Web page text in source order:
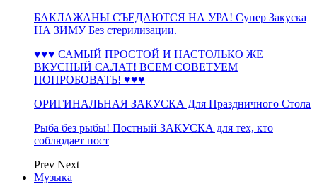
БАКЛАЖАНЫ СЪЕДАЮТСЯ НА УРА! Супер Закуска
НА ЗИМУ Без стерилизации.
♥♥♥ САМЫЙ ПРОСТОЙ И НАСТОЛЬКО ЖЕ
ВКУСНЫЙ САЛАТ! ВСЕМ СОВЕТУЕМ
ПОПРОБОВАТЬ! ♥♥♥
ОРИГИНАЛЬНАЯ ЗАКУСКА Для Праздничного Стола
Рыба без рыбы! Постный ЗАКУСКА для тех, кто
соблюдает пост
Prev Next
Музыка